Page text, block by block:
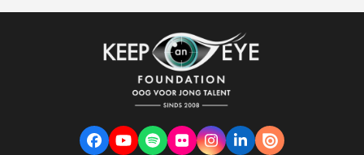
Facebook
YouTubeSpotifyFlickrInstagram
LinkedIn
VK